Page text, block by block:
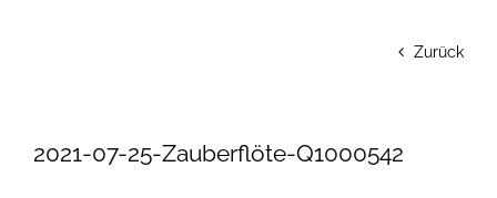
Zurück
2021-07-25-Zauberflöte-Q1000542